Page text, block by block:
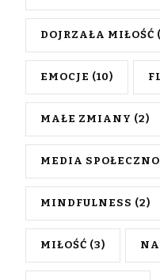
DOJRZAŁA MIŁOŚĆ
EMOCJE (10)
MAŁE ZMIANY (2)
MEDIA
MINDFULNESS (2)
MIŁOŚĆ (3)